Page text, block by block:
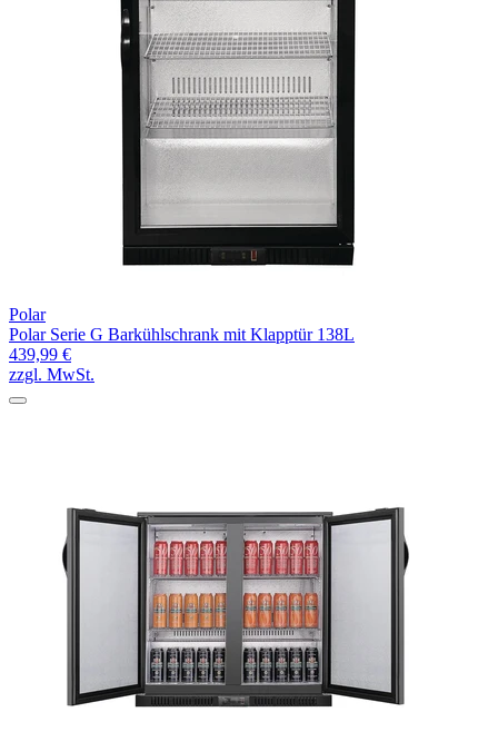
Polar
Polar Serie G Barkühlschrank mit Klapptür 138L
439,99 €
zzgl. MwSt.